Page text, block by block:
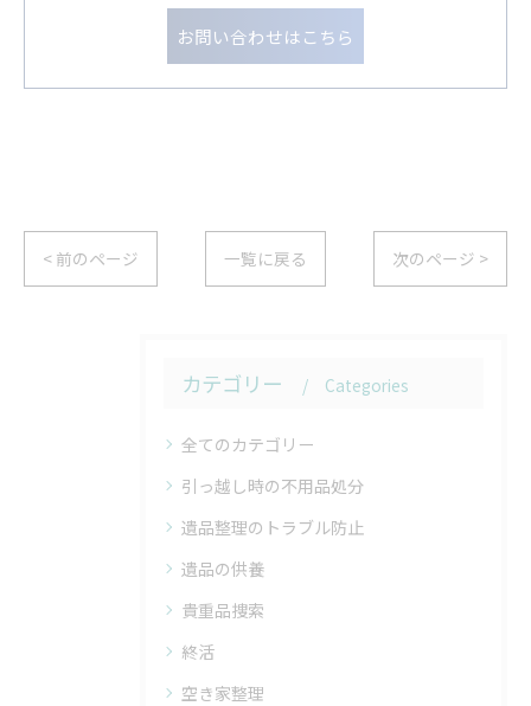
お問い合わせはこちら
< 前のページ 一覧に戻る 次のページ >
カテゴリー Categories
全てのカテゴリー
引っ越し時の不用品処分
遺品整理のトラブル防止
遺品の供養
貴重品捜索
終活
空き家整理